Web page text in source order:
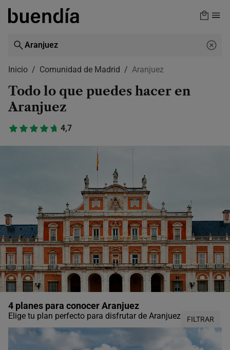
Skip
content
Inicio Comunidad de Madrid Aranjuez
Todo lo que puedes hacer en
Aranjuez
4,7
4 planes para conocer Aranjuez
Elige tu plan perfecto para disfrutar de Aranjuez FILTRAR